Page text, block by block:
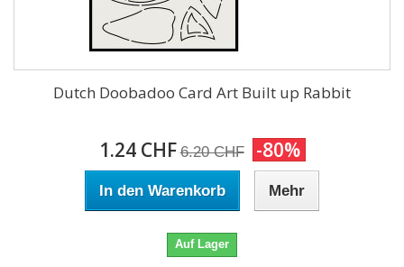
Dutch Doobadoo Card Art Built up Rabbit
1.24 CHF 6.20 CHF -80%
In den Warenkorb Mehr
Auf Lager